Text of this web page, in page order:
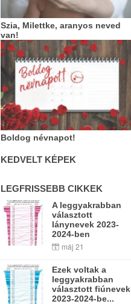
Szia, Milettke, aranyos neved
van!
Boldog névnapot!
KEDVELT KÉPEK
LEGFRISSEBB CIKKEK
A leggyakrabban
választott
lánynevek 2023-
2024-ben
máj 21
Ezek voltak a
leggyakrabban
választott fiúnevek
2023-2024-be...